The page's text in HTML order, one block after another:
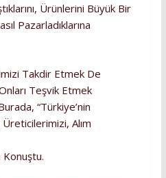
Ürünlerini Büyük Bir
Pazarladıklarına
Takdir Etmek De
Teşvik Etmek
“Türkiye’nin
Üreticilerimizi, Alım
Konuştu.